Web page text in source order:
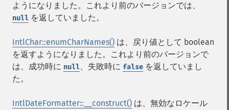
ようになりました。これより前のバージョンでは、
null を返していました。
IntlChar::enumCharNames() は、戻り値として boolean
を返すようになりました。これより前のバージョンで
は、成功時に null、失敗時に false を返していまし
た。
IntlDateFormatter::__construct() は、無効なロケール